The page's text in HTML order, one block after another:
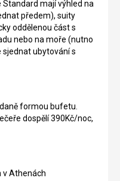
mají výhled na
předem), suity
oddělenou část s
nebo na moře (nutno
sjednat ubytování s
formou bufetu.
dospělí 390Kč/noc,
v Athenách